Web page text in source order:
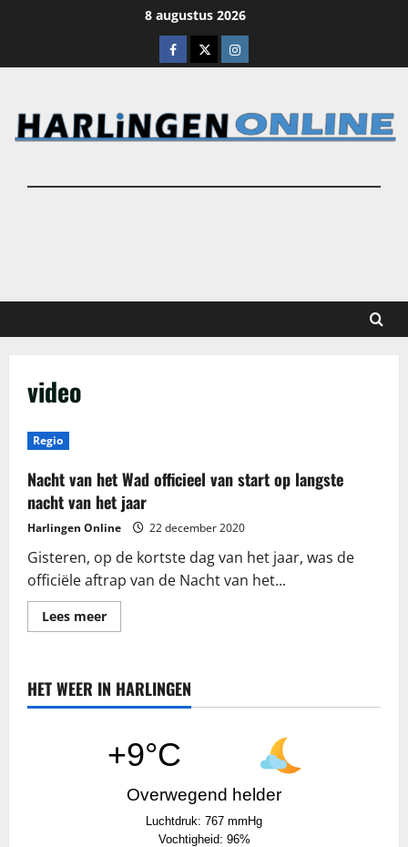
8 augustus 2026
Facebook
X Instagram
video
Regio
Nacht van het Wad officieel van start op langste
nacht van het jaar
Harlingen Online 22 december 2020
Gisteren, op de kortste dag van het jaar, was de
officiële aftrap van de Nacht van het...
Lees meerLees
meer
het
Wad
officieel
op
langste
nacht
HET WEER IN HARLINGEN
+9°C
Overwegend helder
Luchtdruk: 767 mmHg
Vochtigheid: 96%